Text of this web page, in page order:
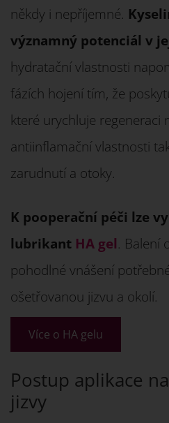
někdy i nepříjemné.
významný potenciál v
hydratační vlastnosti
fázích hojení tím, že
které urychluje regeneraci
antiinflamační vlastnosti
zarudnutí a otoky.
K pooperační péči lze
lubrikant HA gel. Balení
pohodlné vnášení
ošetřovanou jizvu a okolí.
Více o HA gelu
Postup aplikace
jizvy